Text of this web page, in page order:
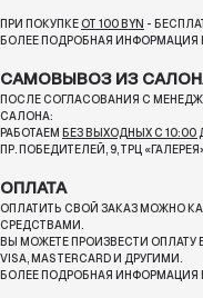
ПРИ ПОКУПКЕ ОТ 100 BYN -
БОЛЕЕ ПОДРОБНАЯ ИНФОРМАЦИЯ
САМОВЫВОЗ ИЗ
ПОСЛЕ СОГЛАСОВАНИЯ С
САЛОНА:
РАБОТАЕМ БЕЗ ВЫХОДНЫХ С 10:00
ПР. ПОБЕДИТЕЛЕЙ, 9, ТРЦ
ОПЛАТА
ОПЛАТИТЬ СВОЙ ЗАКАЗ МОЖНО
СРЕДСТВАМИ.
ВЫ МОЖЕТЕ ПРОИЗВЕСТИ
VISA, MASTERCARD И ДРУГИМИ.
БОЛЕЕ ПОДРОБНАЯ ИНФОРМАЦИЯ